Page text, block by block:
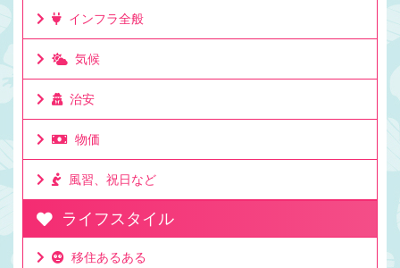
めやすいお昼休みの感覚も大体似た時間なのでわか
けど問題なし。時差としてはたった一時間 ...
インフラ全般
気候
治安
物価
風習、祝日など
ライフスタイル
移住あるある